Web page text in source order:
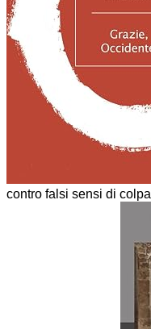
contro falsi sensi di colpa